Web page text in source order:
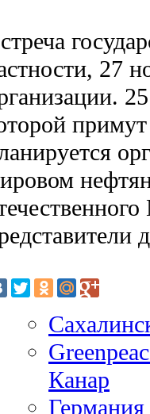
27
Канар
Германия